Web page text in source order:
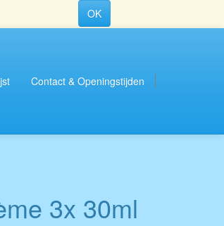
OK
Contact & Openingstijden
3x 30ml